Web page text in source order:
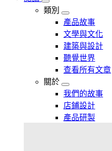
類別
產品故事
文學與文化
建築與設計
聽覺世界
查看所有文章
關於
我們的故事
店鋪設計
產品研製